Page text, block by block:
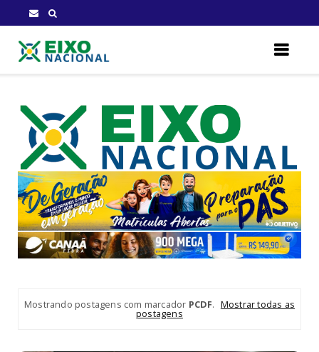
Mostrando postagens com marcador PCDF. Mostrar todas as
postagens